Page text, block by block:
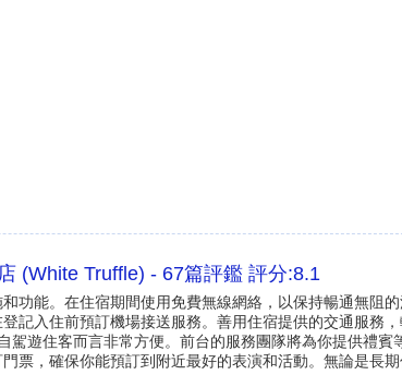
(White Truffle) - 67篇評鑑 評分:8.1
功能。在住宿期間使用免費無線網絡，以保持暢通無阻
記入住前預訂機場接送服務。善用住宿提供的交通服務
駕遊住客而言非常方便。前台的服務團隊將為你提供禮賓
票，確保你能預訂到附近最好的表演和活動。無論是長期